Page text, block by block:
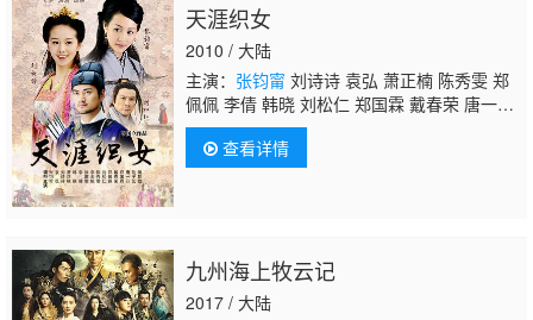
天涯织女
2010 / 大陆
主演： 张钧甯 刘诗诗 袁弘 萧正楠 陈秀雯 郑
佩佩 李倩 韩晓 刘松仁 郑国霖 戴春荣 唐一
菲 李金铭 常铖 何建泽 郭晓婷 牛犇
查看详情
九州海上牧云记
2017 / 大陆